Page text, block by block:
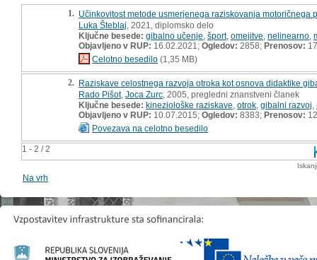
1 - 2 / 2
1. Učinkovitost metode usmerjenega raziskovanja motoričnega
Luka Šteblaj , 2021, diplomsko delo
Ključne besede: gibalno učenje šport, omejitve nelinearno
Objavljeno v RUP: 16.02.2021; Ogledov: 2858; Prenosov:
Celotno besedilo (1,35 MB)
2. Raziskave celostnega razvoja otroka kot osnova didaktike
Rado Pišot, Joca Zurc , 2005, pregledni znanstveni članek
Ključne besede: kineziološke raziskave otrok gibalni razvoj
Objavljeno v RUP: 10.07.2015; Ogledov: 8383; Prenosov:
Povezava na celotno besedilo
Na vrh